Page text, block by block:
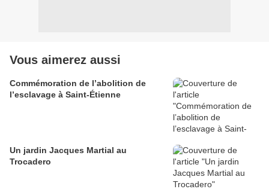
Vous aimerez aussi
Commémoration de l’abolition de
l’esclavage à Saint-Étienne
Un jardin Jacques Martial au
Trocadero